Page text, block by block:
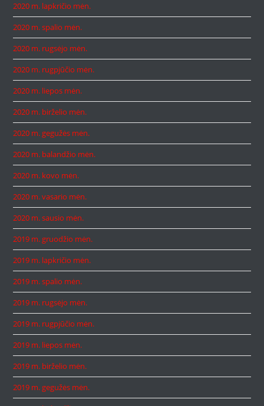
2020 m. lapkričio mėn.
2020 m. spalio mėn.
2020 m. rugsėjo mėn.
2020 m. rugpjūčio mėn.
2020 m. liepos mėn.
2020 m. birželio mėn.
2020 m. gegužės mėn.
2020 m. balandžio mėn.
2020 m. kovo mėn.
2020 m. vasario mėn.
2020 m. sausio mėn.
2019 m. gruodžio mėn.
2019 m. lapkričio mėn.
2019 m. spalio mėn.
2019 m. rugsėjo mėn.
2019 m. rugpjūčio mėn.
2019 m. liepos mėn.
2019 m. birželio mėn.
2019 m. gegužės mėn.